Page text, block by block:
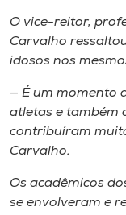
O vice-reitor,
Carvalho
idosos nos
— É um momento
atletas e também
contribuíram
Carvalho.
Os acadêmicos
se envolveram e